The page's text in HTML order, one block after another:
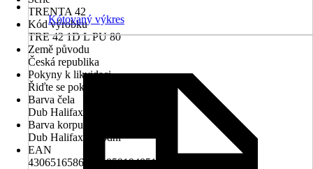
TRENTA 42
Kód výrobku
TRE 42 1D L PU 80
Země původu
Česká republika
Pokyny k likvidaci
Řiďte se pokyny pro likvidaci
Barva čela
Dub Halifax přírodní
Barva korpusu
Dub Halifax přírodní
EAN
4306516586677, 8591948516453
Kótovaný výkres